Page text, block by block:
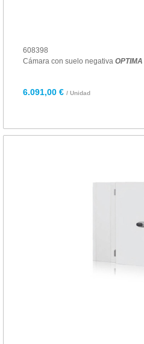
608398
Cámara con suelo negativa OPTIMA
6.091,00 € / Unidad